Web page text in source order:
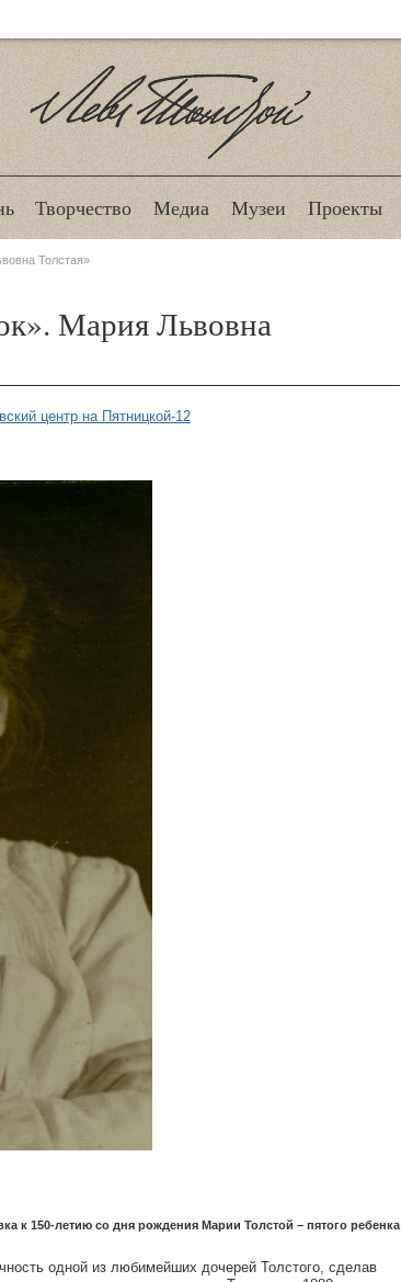
Лев Толстой
Творчество Медиа Музеи Проекты
Толстая»
Мария Львовна
центр на Пятницкой-12
к 150-летию со дня рождения Марии Толстой – пятого ребенка
одной из любимейших дочерей Толстого, сделав